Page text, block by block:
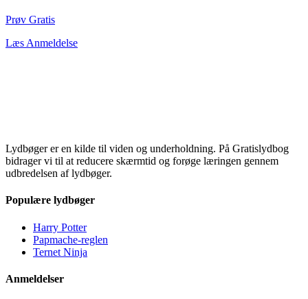
Prøv Gratis
Læs Anmeldelse
Lydbøger er en kilde til viden og underholdning. På Gratislydbog
bidrager vi til at reducere skærmtid og forøge læringen gennem
udbredelsen af lydbøger.
Populære lydbøger
Harry Potter
Papmache-reglen
Ternet Ninja
Anmeldelser